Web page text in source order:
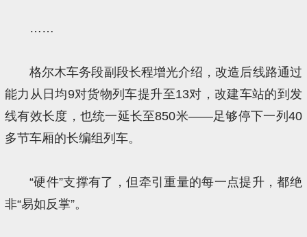
……
格尔木车务段副段长程增光介绍，改造后线路通过
能力从日均9对货物列车提升至13对，改建车站的到发
线有效长度，也统一延长至850米——足够停下一列40
多节车厢的长编组列车。
“硬件”支撑有了，但牵引重量的每一点提升，都绝
非“易如反掌”。